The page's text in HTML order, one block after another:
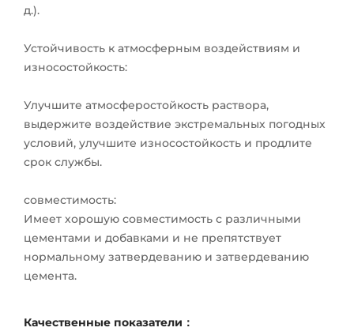
д.).
Устойчивость к атмосферным воздействиям и
износостойкость:
Улучшите атмосферостойкость раствора,
выдержите воздействие экстремальных погодных
условий, улучшите износостойкость и продлите
срок службы.
совместимость:
Имеет хорошую совместимость с различными
цементами и добавками и не препятствует
нормальному затвердеванию и затвердеванию
цемента.
Качественные показатели：